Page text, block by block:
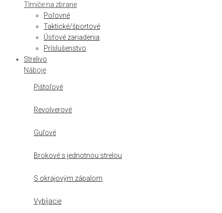
Tlmiče na zbrane
Poľovné
Taktické/športové
Úsťové zariadenia
Príslušenstvo
Strelivo
Náboje
Pištoľové
Revolverové
Guľové
Brokové s jednotnou strelou
S okrajovým zápalom
Vybíjacie